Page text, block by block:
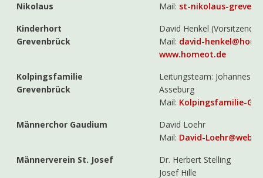
Nikolaus
Mail: st-nikolaus-
Kinderhort
Grevenbrück
David Henkel
Mail: david-
www.homeot.de
Kolpingsfamilie
Grevenbrück
Leitungsteam: Johannes
Asseburg
Mail: Kolpingsfamilie-
Männerchor Gaudium
David Loehr
Mail: David-
Männerverein St. Josef
Dr. Herbert Stelling
Josef Hille